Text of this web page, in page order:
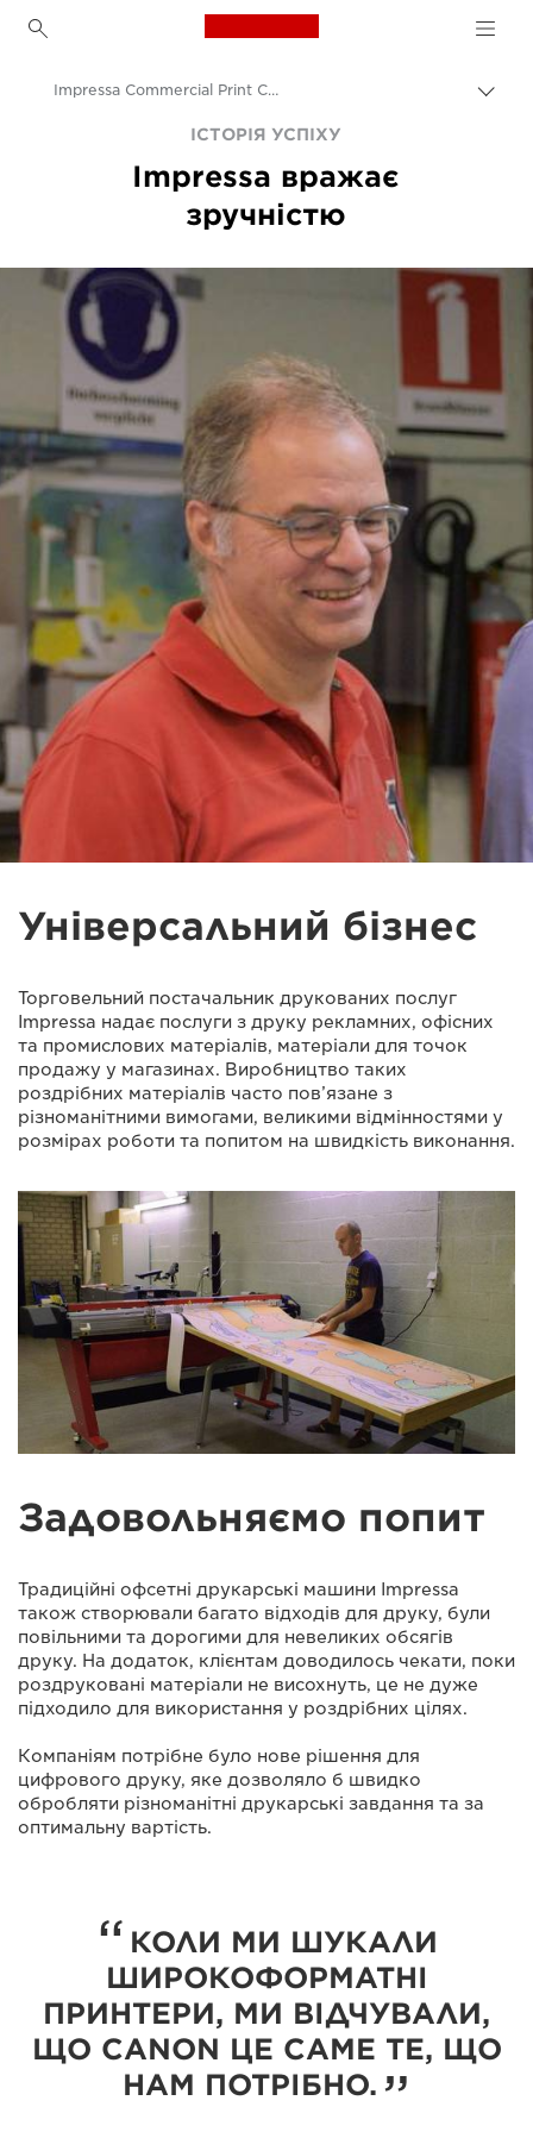
Canon Logo, back to
Рішення та послуги
Приклади рішень для бізнесу
Impressa Commercial Print Case Study
ІСТОРІЯ УСПІХУ
Impressa вражає
зручністю
Універсальний бізнес
Торговельний постачальник друкованих послуг
Impressa надає послуги з друку рекламних, офісних
та промислових матеріалів, матеріали для точок
продажу у магазинах. Виробництво таких
роздрібних матеріалів часто пов’язане з
різноманітними вимогами, великими відмінностями у
розмірах роботи та попитом на швидкість виконання.
Задовольняємо попит
Традиційні офсетні друкарські машини Impressa
також створювали багато відходів для друку, були
повільними та дорогими для невеликих обсягів
друку. На додаток, клієнтам доводилось чекати, поки
роздруковані матеріали не висохнуть, це не дуже
підходило для використання у роздрібних цілях.
Компаніям потрібне було нове рішення для
цифрового друку, яке дозволяло б швидко
обробляти різноманітні друкарські завдання та за
оптимальну вартість.
КОЛИ МИ ШУКАЛИ
ШИРОКОФОРМАТНІ
ПРИНТЕРИ, МИ ВІДЧУВАЛИ,
ЩО CANON ЦЕ САМЕ ТЕ, ЩО
НАМ ПОТРІБНО.